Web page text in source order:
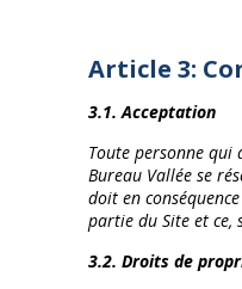
Article 3:
3.1. Acceptation
Toute personne qui
Bureau Vallée se
doit en
partie du Site et ce,
3.2. Droits de